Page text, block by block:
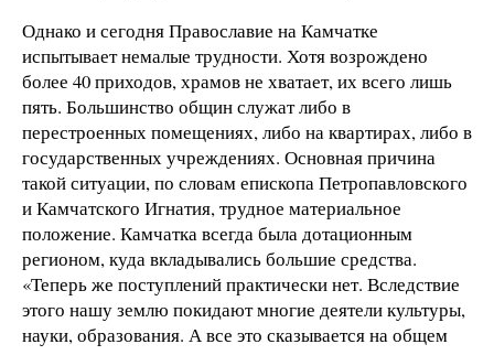
Однако и сегодня Православие на Камчатке
испытывает немалые трудности. Хотя возрождено
более 40 приходов, храмов не хватает, их всего лишь
пять. Большинство общин служат либо в
перестроенных помещениях, либо на квартирах, либо в
государственных учреждениях. Основная причина
такой ситуации, по словам епископа Петропавловского
и Камчатского Игнатия, трудное материальное
положение. Камчатка всегда была дотационным
регионом, куда вкладывались большие средства.
«Теперь же поступлений практически нет. Вследствие
этого нашу землю покидают многие деятели культуры,
науки, образования. А все это сказывается на общем